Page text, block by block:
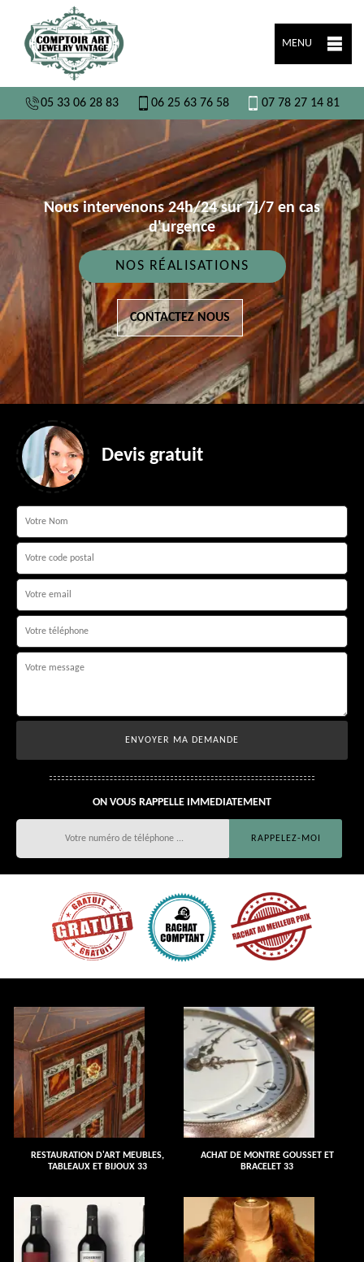
MENU
05 33 06 28 83 06 25 63 76 58 07 78 27 14 81
Nous intervenons 24h/24 sur 7j/7 en cas
d'urgence
NOS RÉALISATIONS
CONTACTEZ NOUS
Devis gratuit
ON VOUS RAPPELLE IMMEDIATEMENT
RESTAURATION D'ART MEUBLES,
TABLEAUX ET BIJOUX 33
ACHAT DE MONTRE GOUSSET ET
BRACELET 33